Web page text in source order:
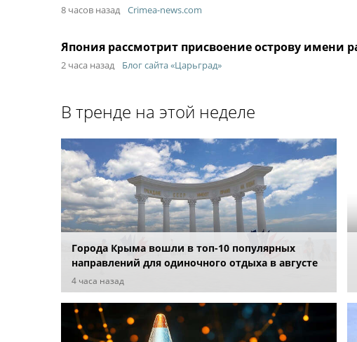
8 часов назад Crimea-news.com
Япония рассмотрит присвоение острову имени
2 часа назад Блог сайта «Царьград»
В тренде на этой неделе
Города Крыма вошли в топ-10 популярных
направлений для одиночного отдыха в августе
4 часа назад